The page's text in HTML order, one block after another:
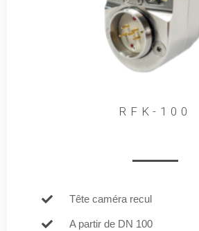
RFK-100
Tête caméra recul
A partir de DN 100